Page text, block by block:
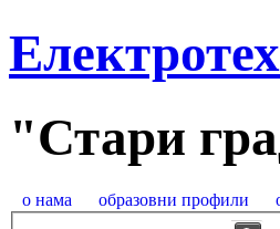
"Стари
о нама образовни профили